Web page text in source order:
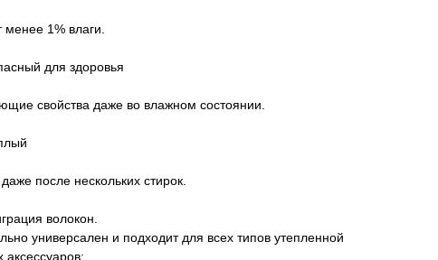
менее 1% влаги.
для здоровья
свойства даже во влажном состоянии.
после нескольких стирок.
волокон.
универсален и подходит для всех типов утепленной